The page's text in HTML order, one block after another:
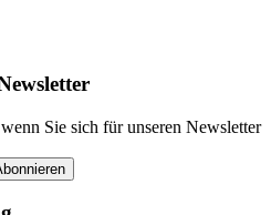
Sie sich für unseren Newsletter